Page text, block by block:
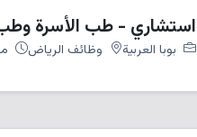
استشاري - طب الأسرة
بوبا العربية وظائف الرياض